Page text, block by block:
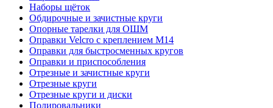
Наборы щёток
Обдирочные и зачистные круги
Опорные тарелки для ОШМ
Оправки Velcro с креплением M14
Оправки для быстросменных кругов
Оправки и приспособления
Отрезные и зачистные круги
Отрезные круги
Отрезные круги и диски
Полировальники